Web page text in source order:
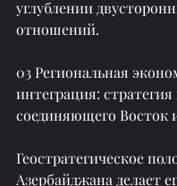
углублении
отношений.
03 Региональная
интеграция: стратегия
соединяющего Восток
Геостратегическое
Азербайджана делает